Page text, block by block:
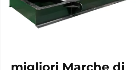
migliori Marche di